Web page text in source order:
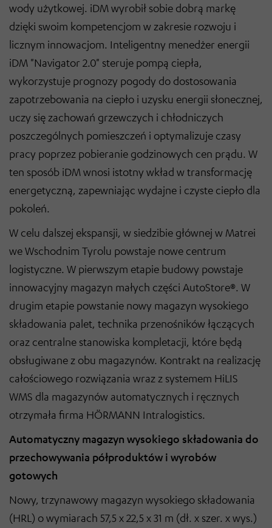
wody użytkowej. iDM wyrobił sobie dobrą markę
dzięki swoim kompetencjom w zakresie rozwoju i
licznym innowacjom. Inteligentny menedżer energii
iDM "Navigator 2.0" steruje pompą ciepła,
wykorzystuje prognozy pogody do dostosowania
zapotrzebowania na ciepło i uzysku energii słonecznej,
uczy się zachowań grzewczych i chłodniczych
poszczególnych pomieszczeń i optymalizuje czasy
pracy poprzez pobieranie godzinowych cen prądu. W
ten sposób iDM wnosi istotny wkład w transformację
energetyczną, zapewniając wydajne i czyste ciepło dla
pokoleń.
W celu dalszej ekspansji, w siedzibie głównej w Matrei
we Wschodnim Tyrolu powstaje nowe centrum
logistyczne. W pierwszym etapie budowy powstaje
innowacyjny magazyn małych części AutoStore®. W
drugim etapie powstanie nowy magazyn wysokiego
składowania palet, technika przenośników łączących
oraz centralne stanowiska kompletacji, które będą
obsługiwane z obu magazynów. Kontrakt na realizację
całościowego rozwiązania wraz z systemem HiLIS
WMS dla magazynów automatycznych i ręcznych
otrzymała firma HÖRMANN Intralogistics.
Automatyczny magazyn wysokiego składowania do
przechowywania półproduktów i wyrobów
gotowych
Nowy, trzynawowy magazyn wysokiego składowania
(HRL) o wymiarach 57,5 x 22,5 x 31 m (dł. x szer. x wys.)